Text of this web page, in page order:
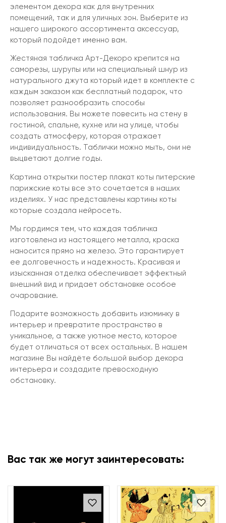
элементом декора как для внутренних
помещений, так и для уличных зон. Выберите из
нашего широкого ассортимента аксессуар,
который подойдет именно вам.
Жестяная табличка Арт-Декоро крепится на
саморезы, шурупы или на специальный шнур из
натурального джута который идет в комплекте с
каждым заказом как бесплатный подарок, что
позволяет разнообразить способы
использования. Вы можете повесить на стену в
гостиной, спальне, кухне или на улице, чтобы
создать атмосферу, которая отражает
индивидуальность. Таблички можно мыть, они не
выцветают долгие годы.
Картина открытки постер плакат коты питерские
парижские коты все это сочетается в наших
изделиях. У нас представлены картины коты
которые создала нейросеть.
Мы гордимся тем, что каждая табличка
изготовлена из настоящего металла, краска
наносится прямо на железо. Это гарантирует
ее долговечность и надежность. Красивая и
изысканная отделка обеспечивает эффектный
внешний вид и придает обстановке особое
очарование.
Подарите возможность добавить изюминку в
интерьер и превратите пространство в
уникальное, а также уютное место, которое
будет отличаться от всех остальных. В нашем
магазине Вы найдёте большой выбор декора
интерьера и создадите превосходную
обстановку.
Вас так же могут заинтересовать: